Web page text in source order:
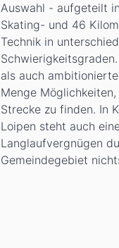
Auswahl - aufgeteilt
Skating- und 46
Technik in
als auch
Menge
Strecke zu finden. In
Loipen steht auch
Langlaufvergnügen
Gemeindegebiet